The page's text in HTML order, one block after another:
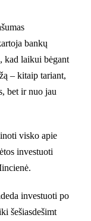
bankų
kad laikui bėgant
– kitaip tariant,
bet ir nuo jau
visko apie
investuoti
investuoti po
šešiasdešimt